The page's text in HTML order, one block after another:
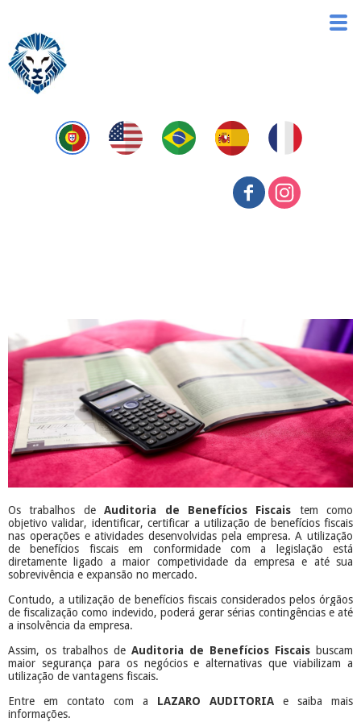
Os trabalhos deAuditoria de Benefícios Fiscais tem como
objetivo validar, identificar, certificar a utilização de benefícios fiscais
nas operações e atividades desenvolvidas pela empresa. A utilização
de benefícios fiscais em conformidade com a legislação está
diretamente ligado a maior competividade da empresa e até sua
sobrevivência e expansão no mercado.
Contudo, a utilização de benefícios fiscais considerados pelos órgãos
de fiscalização como indevido, poderá gerar sérias contingências e até
a insolvência da empresa.
Assim, os trabalhos de Auditoria de Benefícios Fiscais buscam
maior segurança para os negócios e alternativas que viabilizam a
utilização de vantagens fiscais.
Entre em contato com a LAZARO AUDITORIA e saiba mais
informações.